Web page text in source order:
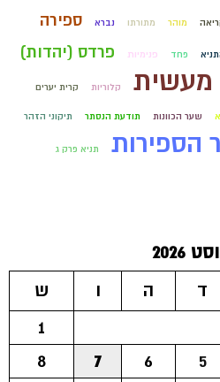
מוהר מתורתו נברא ספירה
פחד פנימיות פרדס (יהדות)
מעשית קלוריות קרית יערים
שער הכוונות תודעת הנסתר תיקוני הזהר
הספירות תניא פרק ג
2026
ד ה ו
ש
1
5
6
7
8